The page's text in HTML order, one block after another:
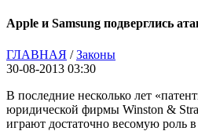
Apple и Samsung подверглись
ГЛАВНАЯ /Законы
30-08-2013 03:30
В последние несколько лет
юридической фирмы Winston &
играют достаточно весомую роль